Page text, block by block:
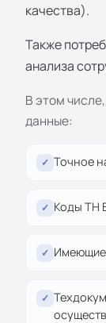
качества).
Также
анализа
В этом
данные:
✓ Точное
✓ Коды ТН
✓
✓